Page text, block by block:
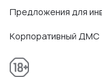
Предложения для
Корпоративный ДМС